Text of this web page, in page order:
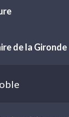
de la Gironde
guider